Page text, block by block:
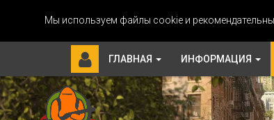
Мы используем файлы cookie и
ГЛАВНАЯ ИНФОРМАЦИЯ